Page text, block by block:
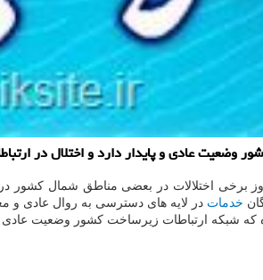
عادی و پایدار دارد و اختلال در
برخی اختلالات در بعضی مناطق شمال کشور
خدمات در لایه های دسترسی به روال عادی و
شبکه ارتباطات زیرساخت کشور وضعیت عادی